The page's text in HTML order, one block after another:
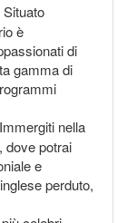
Situato
è
di
gamma di
nella
dove potrai
e
perduto,